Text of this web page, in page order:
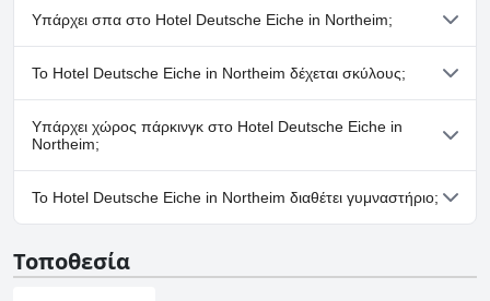
τριχωτούς συντρόφους τους.
Όχι, το Hotel Deutsche Eiche in Northeim δεν διαθέτει πισίνα.
Υπάρχει σπα στο Hotel Deutsche Eiche in Northeim;
Όχι, το Hotel Deutsche Eiche in Northeim δεν διαθέτει σπα.
Το Hotel Deutsche Eiche in Northeim δέχεται σκύλους;
Ναι, το Hotel Deutsche Eiche in Northeim δέχεται σκύλους.
Υπάρχει χώρος πάρκινγκ στο Hotel Deutsche Eiche in
Northeim;
Ναι, υπάρχουν εγκαταστάσεις πάρκινγκ στο Hotel Deutsche
Eiche in Northeim.
Το Hotel Deutsche Eiche in Northeim διαθέτει γυμναστήριο;
γυμναστήριο.
Τοποθεσία